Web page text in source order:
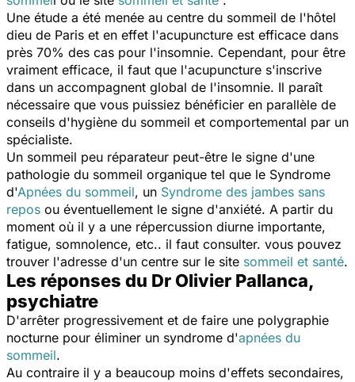
Une étude a été menée au centre du sommeil de l'hôtel
dieu de Paris et en effet l'acupuncture est efficace dans
près 70% des cas pour l'insomnie. Cependant, pour être
vraiment efficace, il faut que l'acupuncture s'inscrive
dans un accompagnent global de l'insomnie. Il paraît
nécessaire que vous puissiez bénéficier en parallèle de
conseils d'hygiène du sommeil et comportemental par un
spécialiste.
Un sommeil peu réparateur peut-être le signe d'une
pathologie du sommeil organique tel que le Syndrome
d'Apnées du sommeil, un Syndrome des jambes sans
repos ou éventuellement le signe d'anxiété. A partir du
moment où il y a une répercussion diurne importante,
fatigue, somnolence, etc.. il faut consulter. vous pouvez
trouver l'adresse d'un centre sur le site sommeil et santé.
Les réponses du Dr Olivier Pallanca,
psychiatre
D'arrêter progressivement et de faire une polygraphie
nocturne pour éliminer un syndrome d'apnées du
sommeil.
Au contraire il y a beaucoup moins d'effets secondaires,